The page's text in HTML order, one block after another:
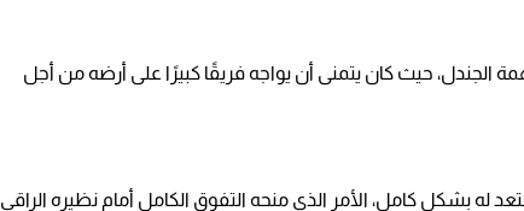
الجندل، حيث كان يتمنى أن يواجه فريقًا كبيرًا على أرضه من أجل
له بشكل كامل، الأمر الذي منحه التفوق الكامل أمام نظيره الراقي